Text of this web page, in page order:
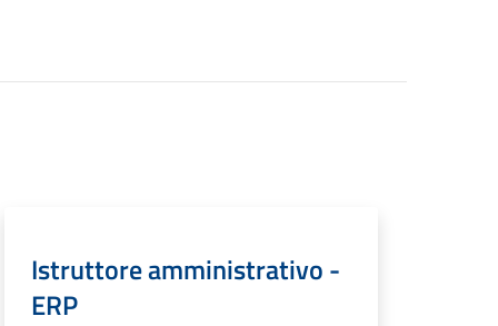
Istruttore amministrativo -
ERP